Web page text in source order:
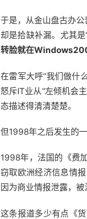
于是，从金山盘古办
却是拾缺补漏。尤其
转脸就在
在雷军大呼“我们做什
怒斥IT业从“左倾机会
态描述得清清楚楚。
但1998年之后发生的
1998年，法国的《费
窃取欧洲经济信息情
因为商业情报泄露，
这条报道多少有点《